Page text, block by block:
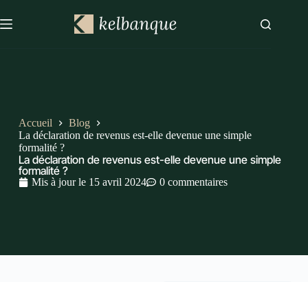
Accueil
Blog
La déclaration de revenus est-elle devenue une simple
formalité ?
La déclaration de revenus est-elle devenue une simple
formalité ?
Mis à jour le 15 avril 2024 0 commentaires